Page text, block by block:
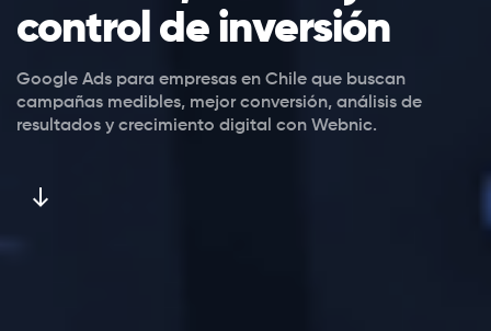
control de inversión
Google Ads para empresas en Chile que buscan
campañas medibles, mejor conversión, análisis de
resultados y crecimiento digital con Webnic.